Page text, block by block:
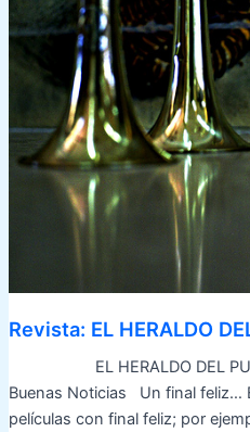
Revista: EL HERALDO
EL HERALDO DEL
Buenas Noticias Un final feliz…
películas con final feliz; por